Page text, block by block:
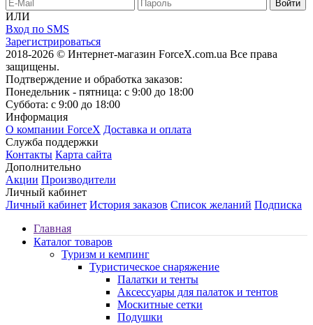
ИЛИ
Вход по SMS
Зарегистрироваться
2018-2026 © Интернет-магазин ForceX.com.ua Все права
защищены.
Подтверждение и обработка заказов:
Понедельник - пятница: с 9:00 до 18:00
Суббота: с 9:00 до 18:00
Информация
О компании ForceX Доставка и оплата
Служба поддержки
Контакты Карта сайта
Дополнительно
Акции Производители
Личный кабинет
Личный кабинет История заказов Список желаний Подписка
Главная
Каталог товаров
Туризм и кемпинг
Туристическое снаряжение
Палатки и тенты
Аксессуары для палаток и тентов
Москитные сетки
Подушки